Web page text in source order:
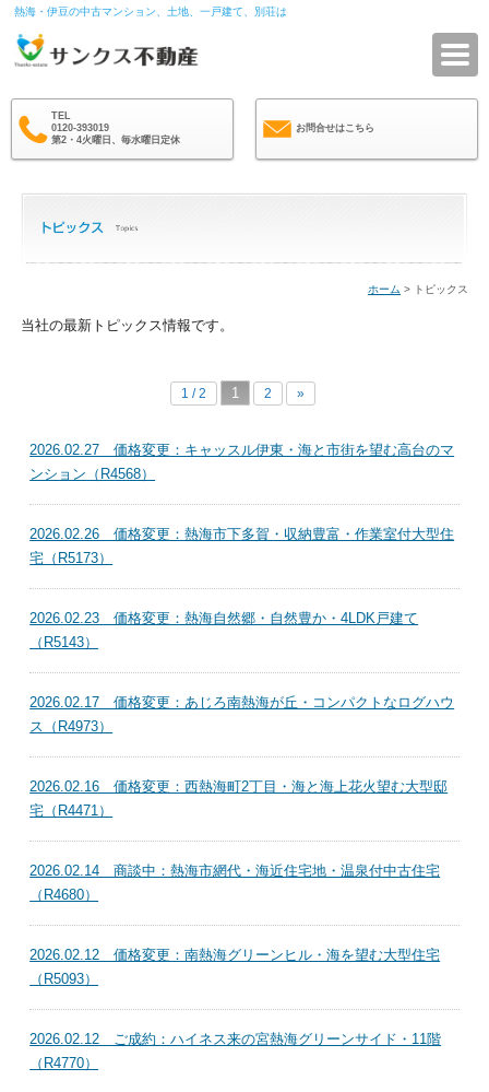
熱海・伊豆の中古マンション、土地、一戸建て、別荘は
TEL
0120-393019
第2・4火曜日、毎水曜日定休
お問合せはこちら
ホーム > トピックス
当社の最新トピックス情報です。
1 / 2 1 2 »
2026.02.27 価格変更：キャッスル伊東・海と市街を望む高台のマ
ンション（R4568）
2026.02.26 価格変更：熱海市下多賀・収納豊富・作業室付大型住
宅（R5173）
2026.02.23 価格変更：熱海自然郷・自然豊か・4LDK戸建て
（R5143）
2026.02.17 価格変更：あじろ南熱海が丘・コンパクトなログハウ
ス（R4973）
2026.02.16 価格変更：西熱海町2丁目・海と海上花火望む大型邸
宅（R4471）
2026.02.14 商談中：熱海市網代・海近住宅地・温泉付中古住宅
（R4680）
2026.02.12 価格変更：南熱海グリーンヒル・海を望む大型住宅
（R5093）
2026.02.12 ご成約：ハイネス来の宮熱海グリーンサイド・11階
（R4770）